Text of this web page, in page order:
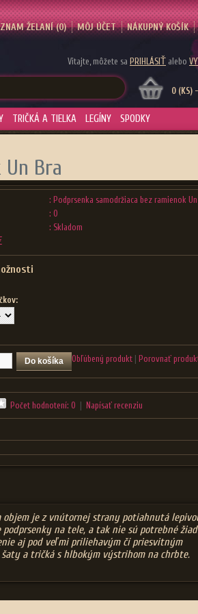
0 (KS)
Vitajte, môžete sa PRIHLÁSIŤ alebo
ŽELANÍ (0) MÔJ ÚČET NÁKUPNÝ KOŠÍK
TRIČKÁ A TIELKA LEGÍNY
SPODKY
Un Bra
: Podprsenka samodržiaca bez ramienok
: 0
: Skladom
Obľúbený produkt Porovnať
Počet hodnotení: 0 Napísať recenziu
objem je z vnútornej strany potiahnutá
na tele, a tak nie sú potrebné
aj pod veľmi priliehavým čí priesvitným
a tričká s hlbokým výstrihom na chrbte.